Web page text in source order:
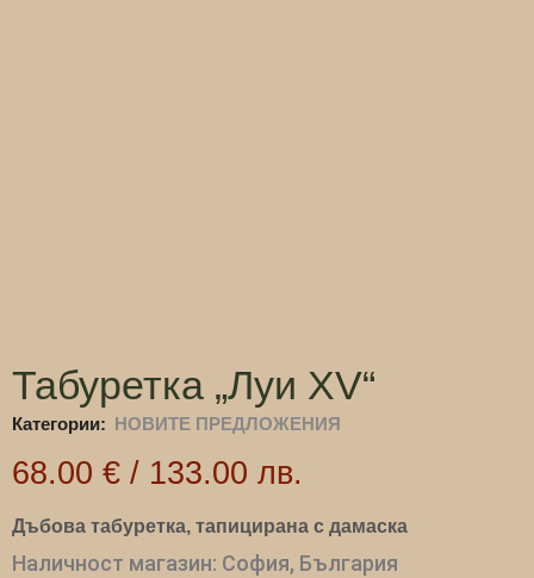
Табуретка „Луи XV“
Категории: НОВИТЕ ПРЕДЛОЖЕНИЯ
68.00 € / 133.00 лв.
Дъбова табуретка, тапицирана с дамаска
Наличност магазин: София, България